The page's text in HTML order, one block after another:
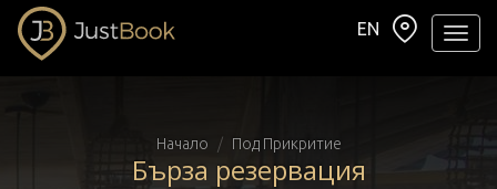
EN
Начало Под Прикритие
Бърза резервация